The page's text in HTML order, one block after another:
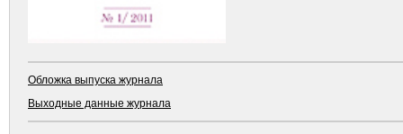
Обложка выпуска журнала
Выходные данные журнала